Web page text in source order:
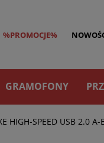
%PROMOCJE%
GRAMOFONY
HIGH-SPEED USB 2.0 A-